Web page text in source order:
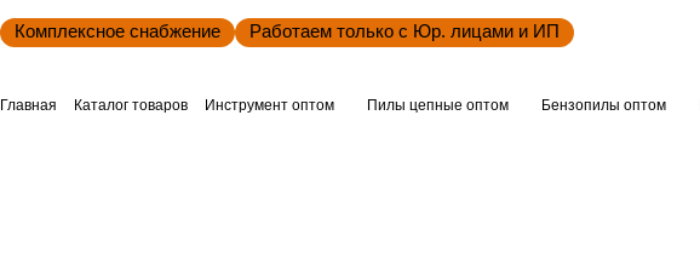
Комплексное снабжение Работаем только с Юр. лицами и ИП
Главная Каталог товаров Инструмент оптом Пилы цепные оптом Бензопилы оптом